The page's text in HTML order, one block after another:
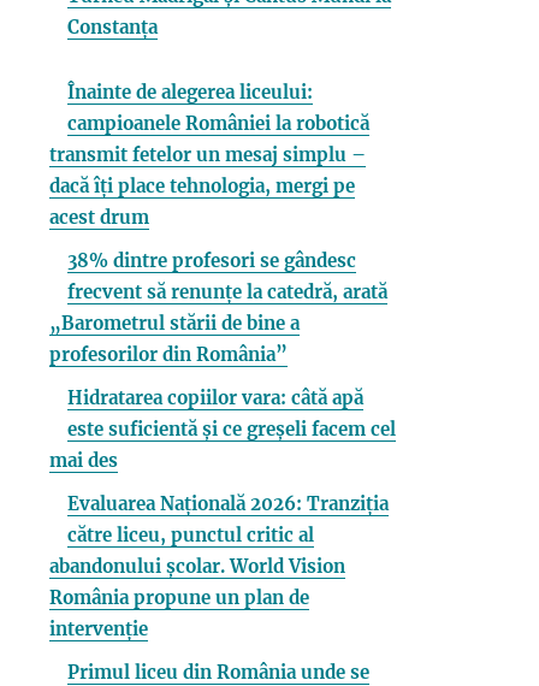
Constanța
Înainte de alegerea liceului:
campioanele României la robotică
transmit fetelor un mesaj simplu –
dacă îți place tehnologia, mergi pe
acest drum
38% dintre profesori se gândesc
frecvent să renunțe la catedră, arată
„Barometrul stării de bine a
profesorilor din România”
Hidratarea copiilor vara: câtă apă
este suficientă și ce greșeli facem cel
mai des
Evaluarea Națională 2026: Tranziția
către liceu, punctul critic al
abandonului școlar. World Vision
România propune un plan de
intervenție
Primul liceu din România unde se